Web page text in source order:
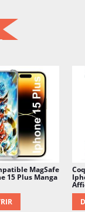
MagSafe
15 Plus Manga